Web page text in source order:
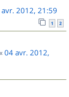
avr. 2012, 21:59
1 2
04 avr. 2012,